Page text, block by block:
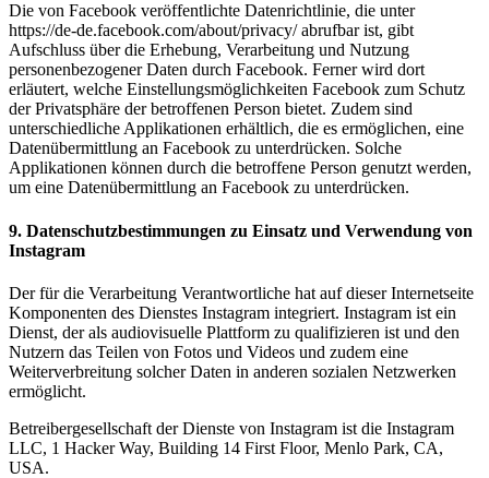
Die von Facebook veröffentlichte Datenrichtlinie, die unter
https://de-de.facebook.com/about/privacy/ abrufbar ist, gibt
Aufschluss über die Erhebung, Verarbeitung und Nutzung
personenbezogener Daten durch Facebook. Ferner wird dort
erläutert, welche Einstellungsmöglichkeiten Facebook zum Schutz
der Privatsphäre der betroffenen Person bietet. Zudem sind
unterschiedliche Applikationen erhältlich, die es ermöglichen, eine
Datenübermittlung an Facebook zu unterdrücken. Solche
Applikationen können durch die betroffene Person genutzt werden,
um eine Datenübermittlung an Facebook zu unterdrücken.
9. Datenschutzbestimmungen zu Einsatz und Verwendung von
Instagram
Der für die Verarbeitung Verantwortliche hat auf dieser Internetseite
Komponenten des Dienstes Instagram integriert. Instagram ist ein
Dienst, der als audiovisuelle Plattform zu qualifizieren ist und den
Nutzern das Teilen von Fotos und Videos und zudem eine
Weiterverbreitung solcher Daten in anderen sozialen Netzwerken
ermöglicht.
Betreibergesellschaft der Dienste von Instagram ist die Instagram
LLC, 1 Hacker Way, Building 14 First Floor, Menlo Park, CA,
USA.